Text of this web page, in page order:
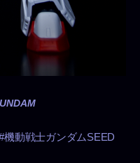
機動戦士ガンダムSEED